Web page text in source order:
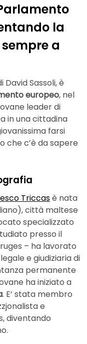
la
a
Sassoli, è
europeo, nel
leader di
in una cittadina
farsi
che c’è da sapere
Triccasè nata
città maltese
specializzato
presso il
– ha lavorato
e giudiziaria di
permanente
ha iniziato a
. E’ stata membro
e
diventando